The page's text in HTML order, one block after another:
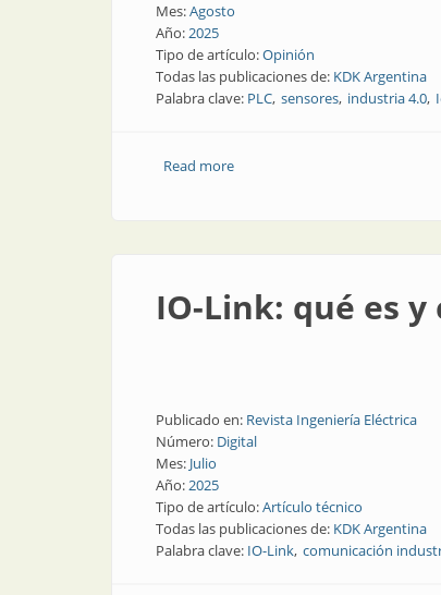
Mes:Agosto
Año:2025
Tipo de artículo:Opinión
Todas las publicaciones de: KDK Argentina
Palabra clave: PLC sensores industria 4.0
Read moreabout Industria 4.0 en
IO-Link: qué es
Publicado en: Revista Ingeniería Eléctrica
Número: Digital
Mes: Julio
Año:2025
Tipo de artículo:Artículo técnico
Todas las publicaciones de: KDK Argentina
Palabra clave: IO-Link comunicación